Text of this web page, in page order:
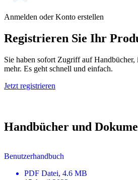
Anmelden oder Konto erstellen
Registrieren Sie Ihr
Sie haben sofort Zugriff auf
mehr. Es geht schnell und einfach.
Jetzt registrieren
Handbücher und
Benutzerhandbuch
PDF Datei, 4.6 MB